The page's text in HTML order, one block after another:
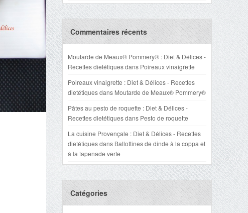
Commentaires récents
Moutarde de Meaux® Pommery® : Diet & Délices -
Recettes dietétiquesdans Poireaux vinaigrette
Poireaux vinaigrette : Diet & Délices - Recettes
dietétiquesdans Moutarde de Meaux® Pommery®
Pâtes au pesto de roquette : Diet & Délices -
Recettes dietétiquesdans Pesto de roquette
La cuisine Provençale : Diet & Délices - Recettes
dietétiquesdans Ballottines de dinde à la coppa et
à la tapenade verte
Catégories